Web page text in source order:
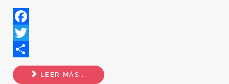
Facebook
Twitter
Share
LEER MÁS...